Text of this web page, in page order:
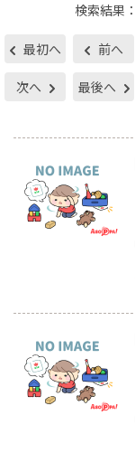
検索結果：
最初へ 前へ
次へ 最後へ